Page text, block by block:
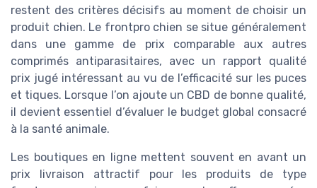
restent des critères décisifs au moment de choisir un
produit chien. Le frontpro chien se situe généralement
dans une gamme de prix comparable aux autres
comprimés antiparasitaires, avec un rapport qualité
prix jugé intéressant au vu de l’efficacité sur les puces
et tiques. Lorsque l’on ajoute un CBD de bonne qualité,
il devient essentiel d’évaluer le budget global consacré
à la santé animale.
Les boutiques en ligne mettent souvent en avant un
prix livraison attractif pour les produits de type